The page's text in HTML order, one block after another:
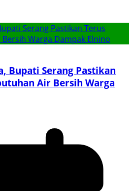
Bupati Serang Pastikan
Air Bersih Warga